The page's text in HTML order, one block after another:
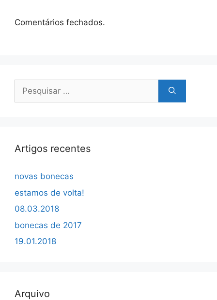
Comentários fechados.
Pesquisar
Artigos recentes
novas bonecas
estamos de volta!
08.03.2018
bonecas de 2017
19.01.2018
Arquivo